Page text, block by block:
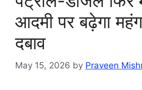
आदमी पर बढ़ेगा
दबाव
May 15, 2026 by Praveen